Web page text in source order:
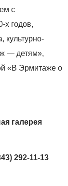
с
х го­дов,
культурно-
— детям»,
«В Эрмитаже о
галерея
292-11-13